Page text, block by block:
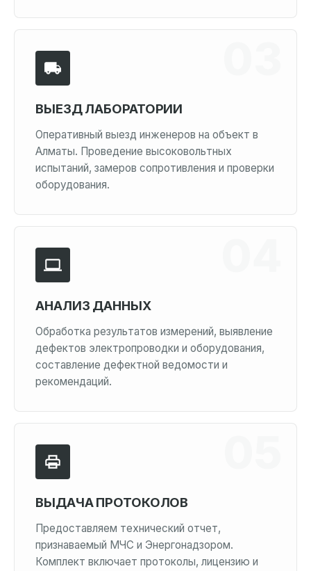
ВЫЕЗД ЛАБОРАТОРИИ
Оперативный выезд инженеров на объект в
Алматы. Проведение высоковольтных
испытаний, замеров сопротивления и проверки
оборудования.
АНАЛИЗ ДАННЫХ
Обработка результатов измерений, выявление
дефектов электропроводки и оборудования,
составление дефектной ведомости и
рекомендаций.
ВЫДАЧА ПРОТОКОЛОВ
Предоставляем технический отчет,
признаваемый МЧС и Энергонадзором.
Комплект включает протоколы, лицензию и